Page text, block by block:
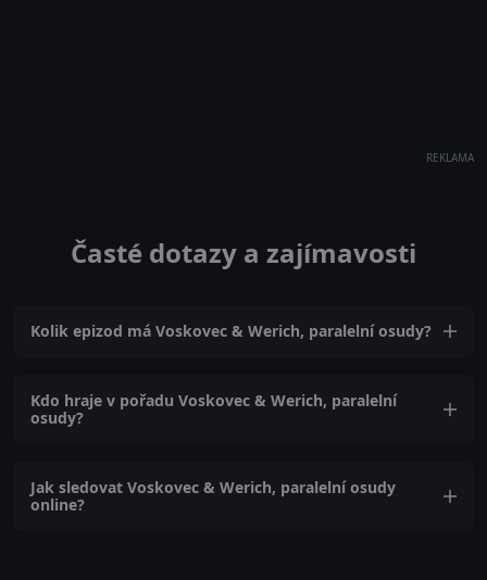
REKLAMA
Časté dotazy a zajímavosti
Kolik epizod má Voskovec & Werich, paralelní osudy?
Kdo hraje v pořadu Voskovec & Werich, paralelní
osudy?
Jak sledovat Voskovec & Werich, paralelní osudy
online?